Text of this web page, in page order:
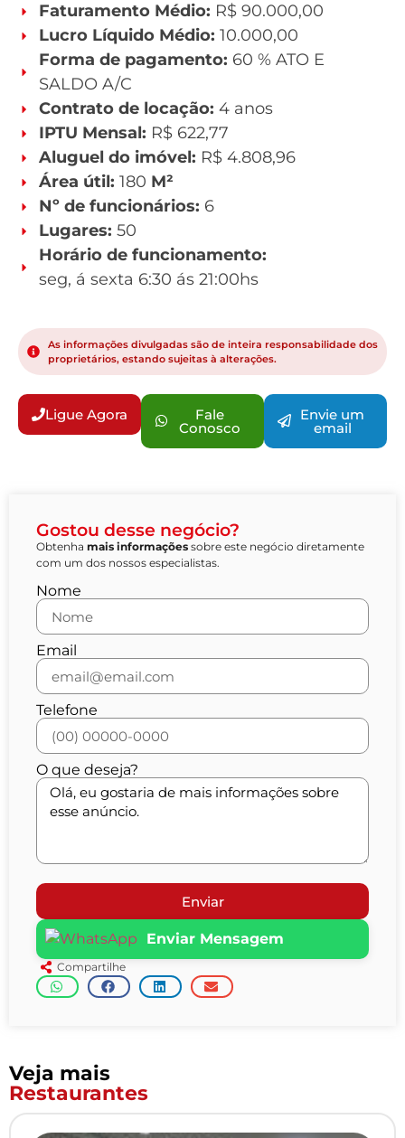
Faturamento Médio: R$ 90.000,00
Lucro Líquido Médio: 10.000,00
Forma de pagamento: 60 % ATO E
SALDO A/C
Contrato de locação: 4 anos
IPTU Mensal: R$ 622,77
Aluguel do imóvel: R$ 4.808,96
Área útil: 180 M²
Nº de funcionários: 6
Lugares: 50
Horário de funcionamento:
seg, á sexta 6:30 ás 21:00hs
As informações divulgadas são de inteira responsabilidade dos
proprietários, estando sujeitas à alterações.
Ligue Agora Fale
Conosco
Envie um
email
Gostou desse negócio?
Obtenha mais informações sobre este negócio diretamente
com um dos nossos especialistas.
Nome
Email
Telefone
O que deseja?
Enviar
Enviar Mensagem
Compartilhe
Veja mais
Restaurantes